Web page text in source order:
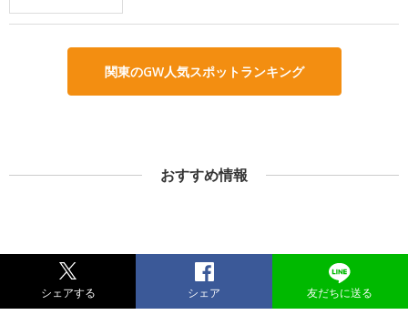
関東のGW人気スポットランキング
おすすめ情報
シェアする シェア 友だちに送る